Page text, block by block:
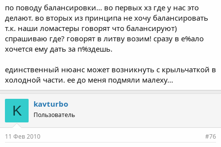
по поводу балансировки... во первых хз где у нас это
делают. во вторых из принципа не хочу балансировать
т.к. наши ломастеры говорят что балансируют)
спрашиваю где? говорят в литву возим! сразу в е%ало
хочется ему дать за п%здешь.
единственный нюанс может возникнуть с крыльчаткой в
холодной части. ее до меня подмяли малеху...
K kavturbo
Пользователь
11 Фев 2010 #76